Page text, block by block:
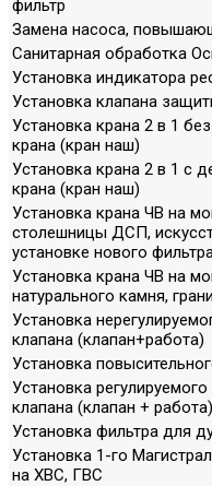
фильтр
Замена насоса,
Санитарная обработка
Установка индикатора
Установка клапана
Установка крана 2 в 1
крана (кран наш)
Установка крана 2 в 1 с
крана (кран наш)
Установка крана ЧВ на
столешницы ДСП,
установке нового
Установка крана ЧВ на
натурального камня,
Установка
клапана (клапан+работа)
Установка
Установка
клапана (клапан + работа)
Установка фильтра для
Установка 1-го
на ХВС, ГВС